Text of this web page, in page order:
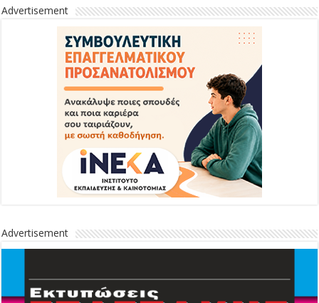
Advertisement
Advertisement